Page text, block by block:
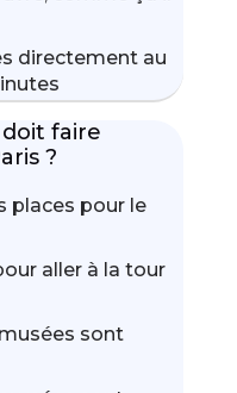
directement au
faire
?
places pour le
aller à la tour
sont